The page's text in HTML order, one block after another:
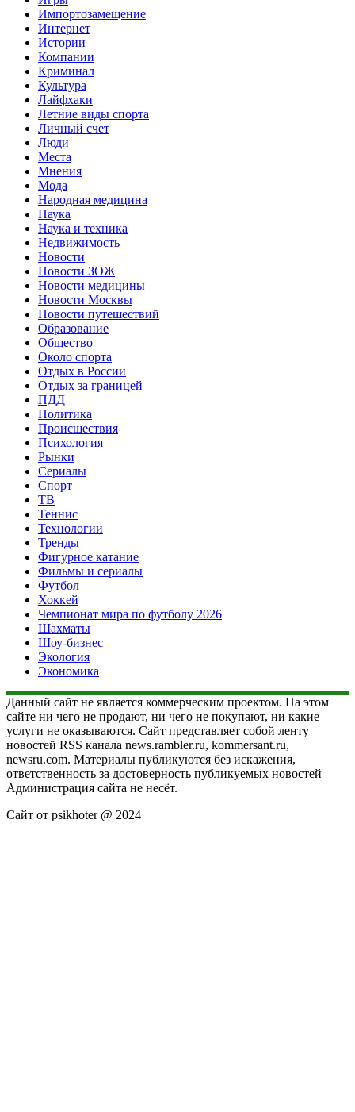
Импортозамещение
Интернет
Истории
Компании
Криминал
Культура
Лайфхаки
Летние виды спорта
Личный счет
Люди
Места
Мнения
Мода
Народная медицина
Наука
Наука и техника
Недвижимость
Новости
Новости ЗОЖ
Новости медицины
Новости Москвы
Новости путешествий
Образование
Общество
Около спорта
Отдых в России
Отдых за границей
ПДД
Политика
Происшествия
Психология
Рынки
Сериалы
Спорт
ТВ
Теннис
Технологии
Тренды
Фигурное катание
Фильмы и сериалы
Футбол
Хоккей
Чемпионат мира по футболу 2026
Шахматы
Шоу-бизнес
Экология
Экономика
Данный сайт не является коммерческим проектом. На этом
сайте ни чего не продают, ни чего не покупают, ни какие
услуги не оказываются. Сайт представляет собой ленту
новостей RSS канала news.rambler.ru, kommersant.ru,
newsru.com. Материалы публикуются без искажения,
ответственность за достоверность публикуемых новостей
Администрация сайта не несёт.
Сайт от psikhoter @ 2024